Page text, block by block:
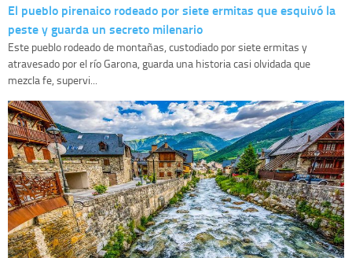
El pueblo pirenaico rodeado por siete ermitas que esquivó la
peste y guarda un secreto milenario
Este pueblo rodeado de montañas, custodiado por siete ermitas y
atravesado por el río Garona, guarda una historia casi olvidada que
mezcla fe, supervi...